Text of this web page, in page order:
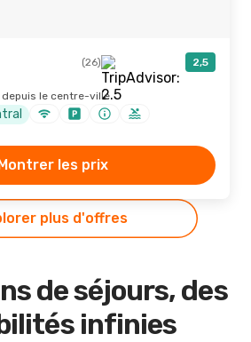
(26) 2,5
depuis le centre-ville
les prix
plus d'offres
de séjours, des
infinies